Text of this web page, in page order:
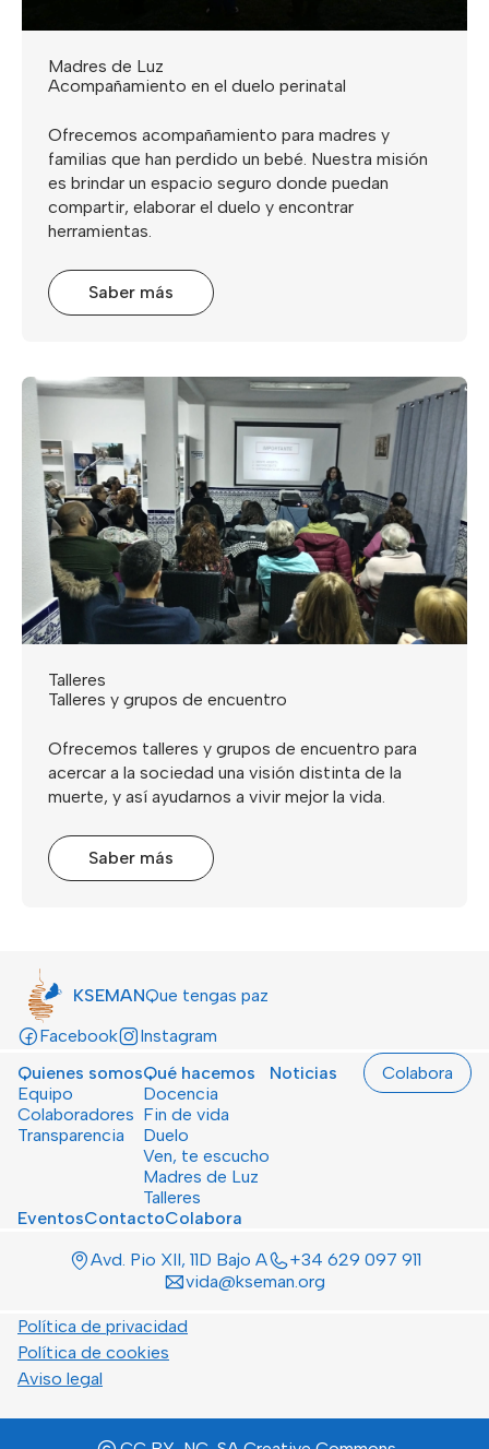
Madres de Luz
Acompañamiento en el duelo perinatal
Ofrecemos acompañamiento para madres y
familias que han perdido un bebé. Nuestra misión
es brindar un espacio seguro donde puedan
compartir, elaborar el duelo y encontrar
herramientas.
Saber más
Talleres
Talleres y grupos de encuentro
Ofrecemos talleres y grupos de encuentro para
acercar a la sociedad una visión distinta de la
muerte, y así ayudarnos a vivir mejor la vida.
Saber más
KSEMANQue tengas paz
Facebook
Instagram
Quienes somos
Equipo
Colaboradores
Transparencia
Qué hacemos
Docencia
Fin de vida
Duelo
Ven, te escucho
Madres de Luz
Talleres
Noticias
EventosContactoColabora
Colabora
Avd. Pio XII, 11D Bajo A
+34 629 097 911
vida@kseman.org
Política de privacidad
Política de cookies
Aviso legal